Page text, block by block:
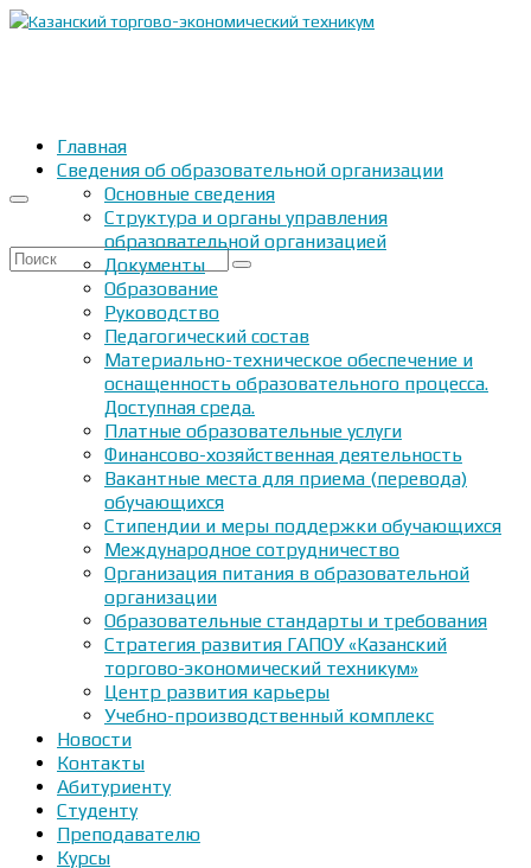
Искать:
Главная
Сведения об образовательной организации
Основные сведения
Структура и органы управления
образовательной организацией
Документы
Образование
Руководство
Педагогический состав
Материально-техническое обеспечение и
оснащенность образовательного процесса.
Доступная среда.
Платные образовательные услуги
Финансово-хозяйственная деятельность
Вакантные места для приема (перевода)
обучающихся
Стипендии и меры поддержки обучающихся
Международное сотрудничество
Организация питания в образовательной
организации
Образовательные стандарты и требования
Стратегия развития ГАПОУ «Казанский
торгово-экономический техникум»
Центр развития карьеры
Учебно-производственный комплекс
Новости
Контакты
Абитуриенту
Студенту
Преподавателю
Курсы